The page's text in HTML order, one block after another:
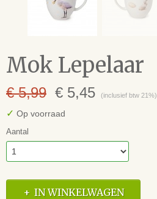
Mok Lepelaar
€ 5,99 € 5,45 (inclusief btw 21%)
✓ Op voorraad
Aantal
IN WINKELWAGEN